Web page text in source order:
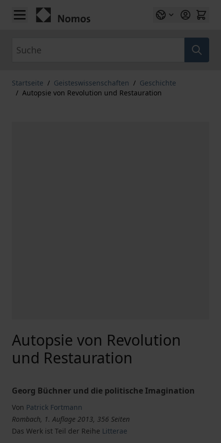
Zum Inhalt springen
Startseite / Geisteswissenschaften / Geschichte
/ Autopsie von Revolution und Restauration
Autopsie von Revolution
und Restauration
Georg Büchner und die politische Imagination
Von Patrick Fortmann
Rombach, 1. Auflage 2013, 356 Seiten
Das Werk ist Teil der Reihe Litterae